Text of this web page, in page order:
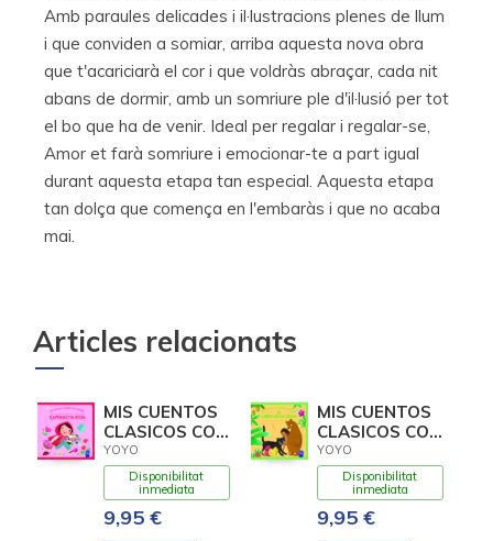
Amb paraules delicades i il·lustracions plenes de llum
i que conviden a somiar, arriba aquesta nova obra
que t'acariciarà el cor i que voldràs abraçar, cada nit
abans de dormir, amb un somriure ple d'il·lusió per tot
el bo que ha de venir. Ideal per regalar i regalar-se,
Amor et farà somriure i emocionar-te a part igual
durant aquesta etapa tan especial. Aquesta etapa
tan dolça que comença en l'embaràs i que no acaba
mai.
Articles relacionats
MIS CUENTOS
CLASICOS CON
TEXTURAS.
CAPERUCITA
ROJA
YOYO
Disponibilitat
inmediata
9,95 €
MIS CUENTOS
CLASICOS CON
TEXTURAS. EL
LIBRO DE LA
YOYO
Disponibilitat
inmediata
9,95 €